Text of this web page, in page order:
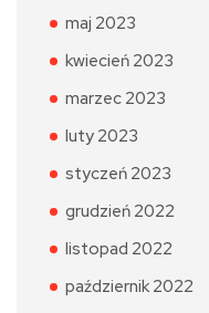
maj 2023
kwiecień 2023
marzec 2023
luty 2023
styczeń 2023
grudzień 2022
listopad 2022
październik 2022